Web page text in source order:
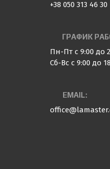
+38 050 313 46 30
ГРАФИК
Пн-Пт с 9:00 до
Сб-Вс с 9:00 до
EMAIL: